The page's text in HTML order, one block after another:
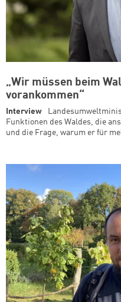
„Wir müssen beim
vorankommen“
Interview
Funktionen des Waldes, die
und die Frage, warum er für